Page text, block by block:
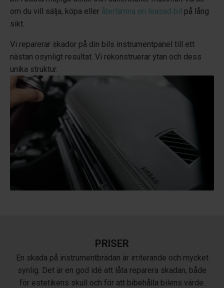
om du vill sälja, köpa eller återlämna en leasad bil på lång
sikt.
Vi reparerar skador på din bils instrumentpanel till ett
nästan osynligt resultat. Vi rekonstruerar ytan och dess
unika struktur.
PRISER
En skada på instrumentbrädan är irriterande och mycket
synlig. Det är en god idé att låta reparera skadan, både
för estetikens skull och för att bibehålla bilens värde.